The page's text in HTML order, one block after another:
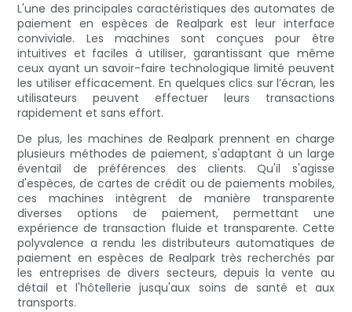
L'une des principales caractéristiques des automates de
paiement en espèces de Realpark est leur interface
conviviale. Les machines sont conçues pour être
intuitives et faciles à utiliser, garantissant que même
ceux ayant un savoir-faire technologique limité peuvent
les utiliser efficacement. En quelques clics sur l’écran, les
utilisateurs peuvent effectuer leurs transactions
rapidement et sans effort.
De plus, les machines de Realpark prennent en charge
plusieurs méthodes de paiement, s'adaptant à un large
éventail de préférences des clients. Qu'il s'agisse
d'espèces, de cartes de crédit ou de paiements mobiles,
ces machines intègrent de manière transparente
diverses options de paiement, permettant une
expérience de transaction fluide et transparente. Cette
polyvalence a rendu les distributeurs automatiques de
paiement en espèces de Realpark très recherchés par
les entreprises de divers secteurs, depuis la vente au
détail et l'hôtellerie jusqu'aux soins de santé et aux
transports.